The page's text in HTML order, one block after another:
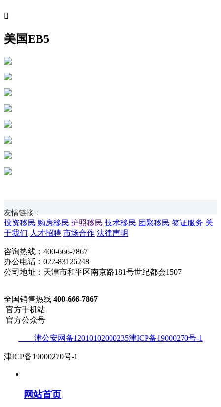

美国EB5
友情链接：
投资移民 购房移民 护照移民 技术移民 团聚移民 签证服务 关
于我们 人才招聘 市场合作 法律声明
咨询热线：400-666-7867
办公电话：022-83126248
公司地址：天津市和平区南京路181号世纪都会1507
全国销售热线 400-666-7867
官方手机站
官方公众号
津公安网备12010102000235津ICP备19000270号-1
津ICP备19000270号-1
网站首页